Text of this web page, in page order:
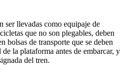
ser llevadas como equipaje de
que no son plegables, deben
bolsas de transporte que se deben
la plataforma antes de embarcar, y
del tren.